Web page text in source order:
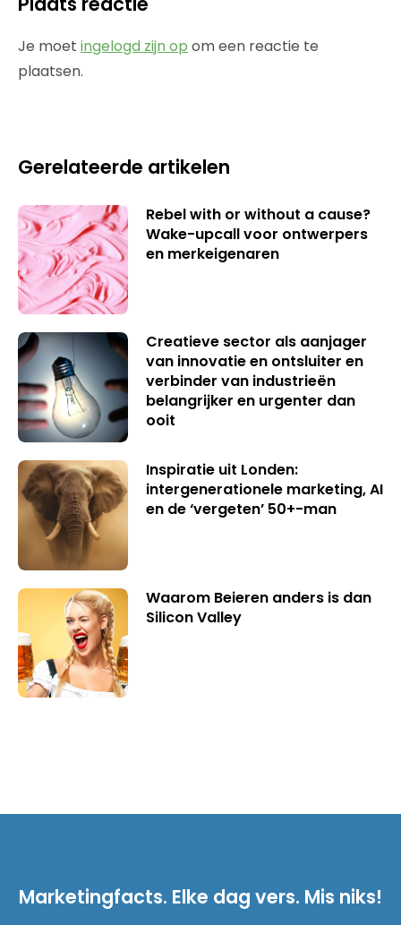
Je moet ingelogd zijn op om een reactie te
plaatsen.
Gerelateerde artikelen
Rebel with or without a cause?
Wake-upcall voor ontwerpers
en merkeigenaren
Creatieve sector als aanjager
van innovatie en ontsluiter en
verbinder van industrieën
belangrijker en urgenter dan
ooit
Inspiratie uit Londen:
intergenerationele marketing, AI
en de ‘vergeten’ 50+-man
Waarom Beieren anders is dan
Silicon Valley
Marketingfacts. Elke dag vers. Mis niks!